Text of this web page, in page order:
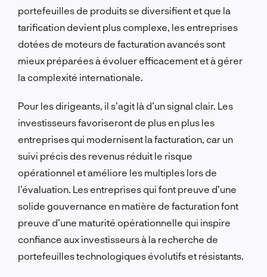
portefeuilles de produits se diversifient et que la
tarification devient plus complexe, les entreprises
dotées de moteurs de facturation avancés sont
mieux préparées à évoluer efficacement et à gérer
la complexité internationale.
Pour les dirigeants, il s’agit là d’un signal clair. Les
investisseurs favoriseront de plus en plus les
entreprises qui modernisent la facturation, car un
suivi précis des revenus réduit le risque
opérationnel et améliore les multiples lors de
l’évaluation. Les entreprises qui font preuve d’une
solide gouvernance en matière de facturation font
preuve d’une maturité opérationnelle qui inspire
confiance aux investisseurs à la recherche de
portefeuilles technologiques évolutifs et résistants.